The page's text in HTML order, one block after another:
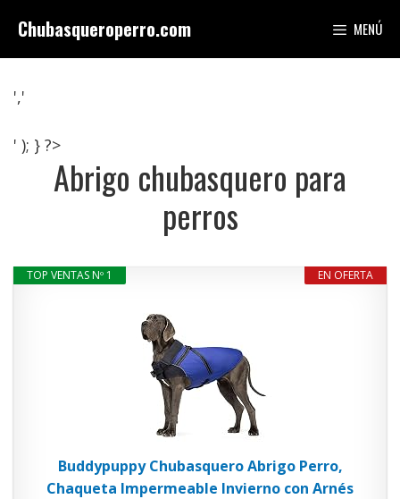
contenido
Chubasqueroperro.com MENÚ
','
' ); } ?>
Abrigo chubasquero para
perros
EN OFERTA
TOP VENTAS Nº 1
Buddypuppy Chubasquero Abrigo Perro,
Chaqueta Impermeable Invierno con Arnés